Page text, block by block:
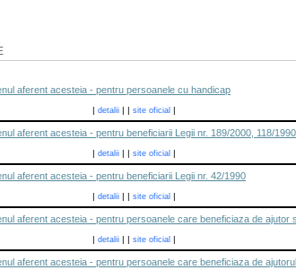
aferent acesteia - pentru persoanele cu handicap
| detalii| | site oficial|
aferent acesteia - pentru beneficiarii Legii nr. 189/2000, 118/1990
| detalii| | site oficial|
aferent acesteia - pentru beneficiarii Legii nr. 42/1990
| detalii| | site oficial|
aferent acesteia - pentru persoanele care beneficiaza de ajutor
| detalii| | site oficial|
aferent acesteia - pentru persoanele care beneficiaza de